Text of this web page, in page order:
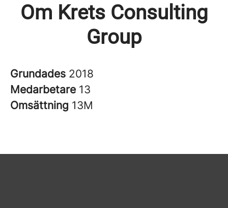
Om Krets Consulting
Group
Grundades 2018
Medarbetare 13
Omsättning 13M